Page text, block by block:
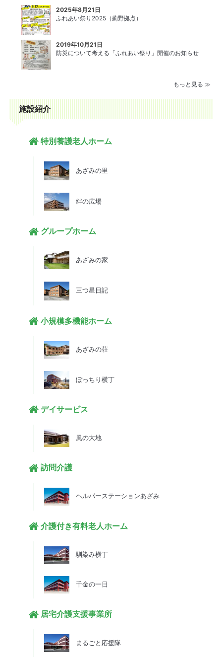
2025年8月21日
ふれあい祭り2025（薊野拠点）
2019年10月21日
防災について考える「ふれあい祭り」開催のお知らせ
もっと見る ≫
施設紹介
特別養護老人ホーム
あざみの里
絆の広場
グループホーム
あざみの家
三つ星日記
小規模多機能ホーム
あざみの荘
ぼっちり横丁
デイサービス
風の大地
訪問介護
ヘルパーステーションあざみ
介護付き有料老人ホーム
馴染み横丁
千金の一日
居宅介護支援事業所
まるごと応援隊